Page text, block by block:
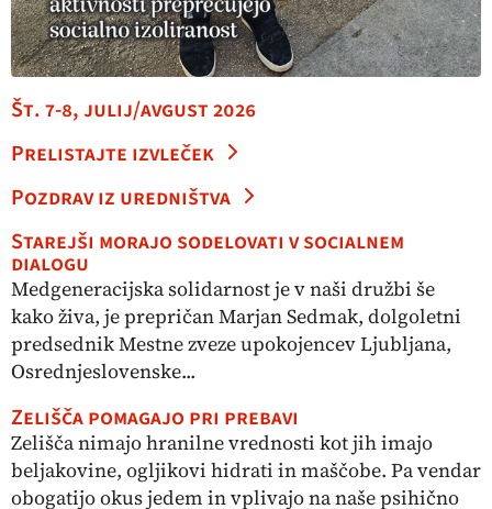
Št. 7-8, julij/avgust 2026
Prelistajte izvleček
Pozdrav iz uredništva
Starejši morajo sodelovati v socialnem
dialogu
Medgeneracijska solidarnost je v naši družbi še
kako živa, je prepričan Marjan Sedmak, dolgoletni
predsednik Mestne zveze upokojencev Ljubljana,
Osrednjeslovenske...
Zelišča pomagajo pri prebavi
Zelišča nimajo hranilne vrednosti kot jih imajo
beljakovine, ogljikovi hidrati in maščobe. Pa vendar
obogatijo okus jedem in vplivajo na naše psihično